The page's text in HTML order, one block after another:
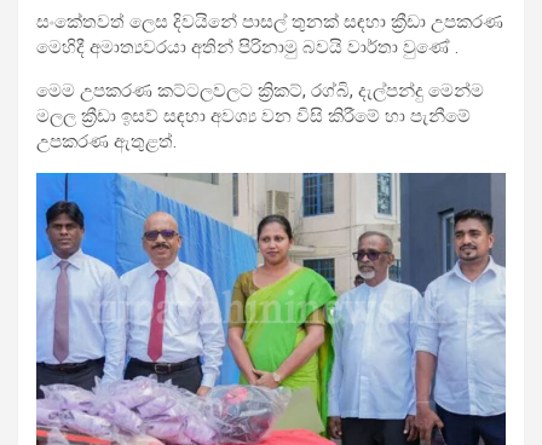
සංකේතවත් ලෙස දිවයිනේ පාසල් තුනක් සඳහා ක්‍රීඩා උපකරණ
මෙහිදී අමාත්‍යවරයා අතින් පිරිනාමු බවයි වාර්තා වුණේ .
මෙම උපකරණ කට්ටලවලට ක්‍රිකට්, රග්බි, දැල්පන්දු මෙන්ම
මලල ක්‍රීඩා ඉසව් සඳහා අවශ්‍ය වන විසි කිරීමේ හා පැනීමේ
උපකරණ ඇතුළත්.